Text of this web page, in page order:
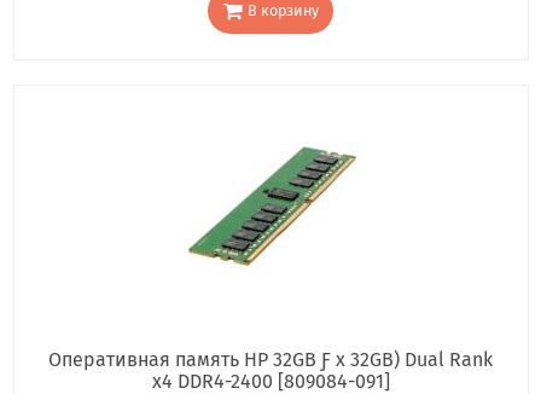
В корзину
Оперативная память HP 32GB Ƒ x 32GB) Dual Rank
x4 DDR4-2400 [809084-091]